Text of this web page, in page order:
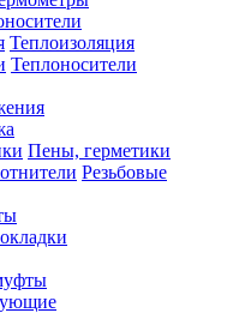
Теплоизоляция
Теплоносители
Пены, герметики
Резьбовые